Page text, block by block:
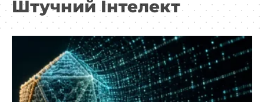
Штучний Інтелект